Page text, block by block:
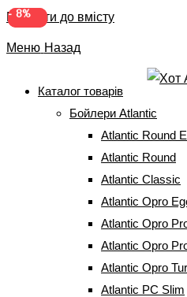
Перейти до вмісту
Меню Назад
Каталог товарів
Бойлери Atlantic
Atlantic Round
Atlantic Round
Atlantic Classic
Atlantic Opro
Atlantic Opro
Atlantic Opro
Atlantic Opro
Atlantic PC Slim
Бойлер
Genius WI-FI
D400S-3E-CW
Atlantic Steatite Genius WI-FI VM
- 9%
- 8%